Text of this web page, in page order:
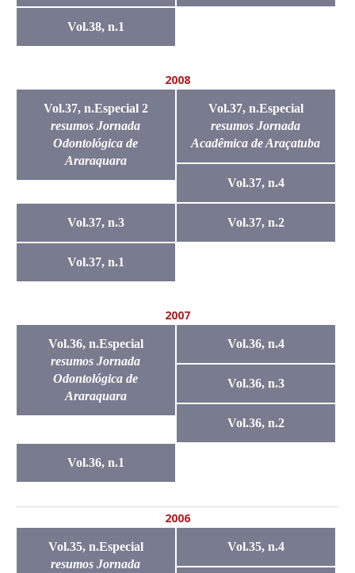
Vol.38, n.1
2008
Vol.37, n.Especial 2
resumos Jornada
Odontológica de
Araraquara
Vol.37, n.Especial
resumos Jornada
Acadêmica de Araçatuba
Vol.37, n.4
Vol.37, n.3 Vol.37, n.2
Vol.37, n.1
2007
Vol.36, n.Especial
resumos Jornada
Odontológica de
Araraquara
Vol.36, n.4
Vol.36, n.3
Vol.36, n.2
Vol.36, n.1
2006
Vol.35, n.Especial
resumos Jornada
Vol.35, n.4